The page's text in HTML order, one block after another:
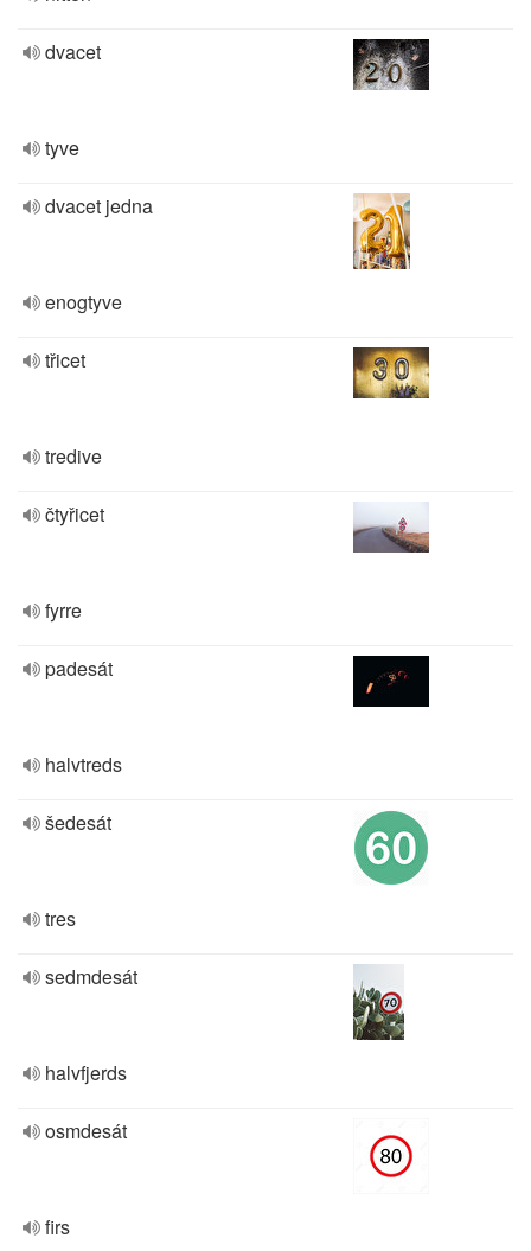
dvacet
tyve
dvacet jedna
enogtyve
třicet
tredive
čtyřicet
fyrre
padesát
halvtreds
šedesát
tres
sedmdesát
halvfjerds
osmdesát
firs